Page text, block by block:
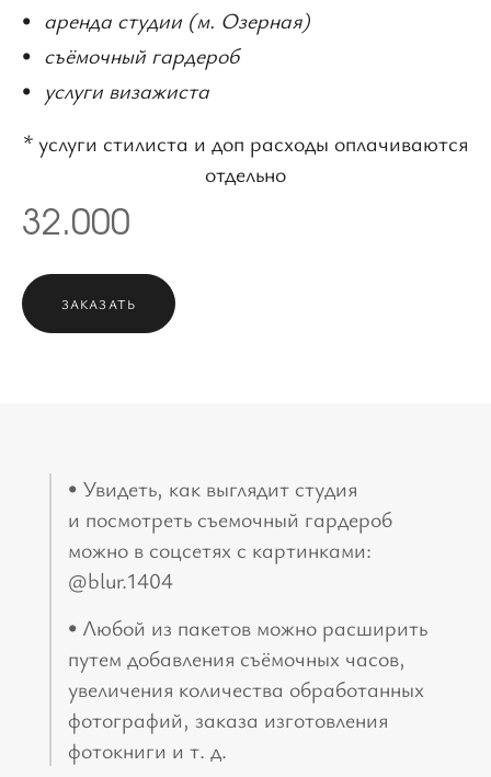
аренда студии (м. Озерная)
съёмочный гардероб
услуги визажиста
* услуги стилиста и доп расходы оплачиваются
отдельно
32.000
ЗАКАЗАТЬ
• Увидеть, как выглядит студия
и посмотреть съемочный гардероб
можно в соцсетях с картинками:
@blur.1404
• Любой из пакетов можно расширить
путем добавления съёмочных часов,
увеличения количества обработанных
фотографий, заказа изготовления
фотокниги и т. д.